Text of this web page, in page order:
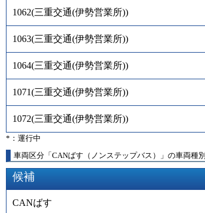
1062(三重交通(伊勢営業所))
1063(三重交通(伊勢営業所))
1064(三重交通(伊勢営業所))
1071(三重交通(伊勢営業所))
1072(三重交通(伊勢営業所))
*：運行中
車両区分「CANばす（ノンステップバス）」の車両種別
候補
CANばす